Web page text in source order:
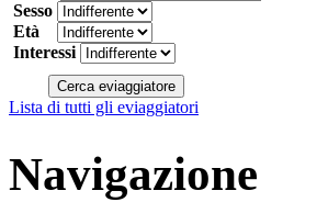
Sesso
Età
Interessi
Lista di tutti gli eviaggiatori
Navigazione